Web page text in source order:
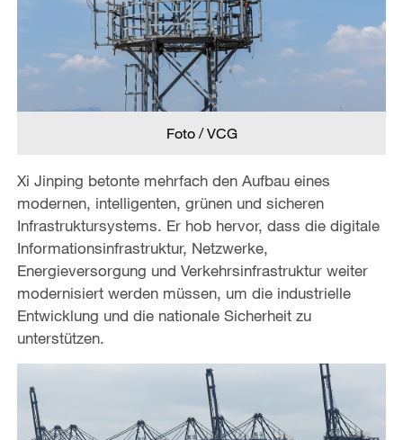
Foto / VCG
Xi Jinping betonte mehrfach den Aufbau eines
modernen, intelligenten, grünen und sicheren
Infrastruktursystems. Er hob hervor, dass die digitale
Informationsinfrastruktur, Netzwerke,
Energieversorgung und Verkehrsinfrastruktur weiter
modernisiert werden müssen, um die industrielle
Entwicklung und die nationale Sicherheit zu
unterstützen.